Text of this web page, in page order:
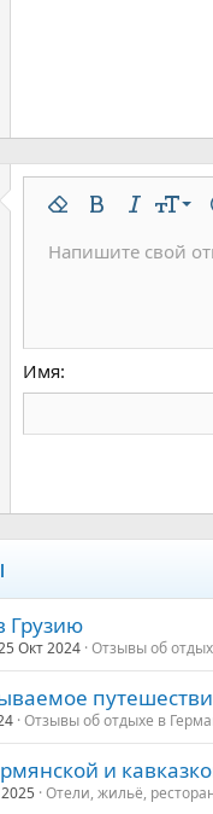
УдалитьЖирныйКурсив
9
10
18
22
26
Шрифт Arial
Tahoma
Times New
Зачёркнутый
Вставить
Спойлер
Код
Напишите свой
Имя
Грузию
Окт 2024 Отзывы об
Отзывы об отдыхе в
и
Отели, жильё,